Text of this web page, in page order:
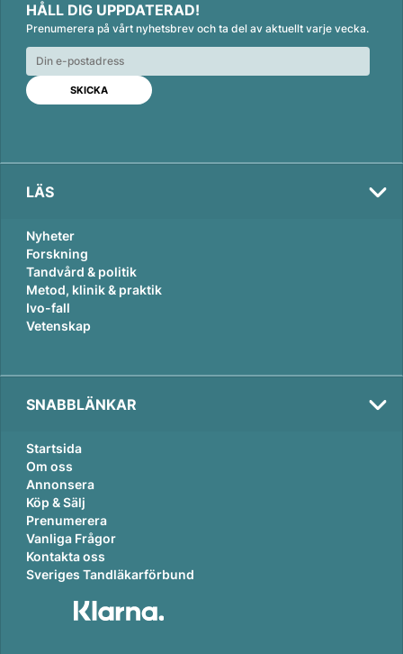
n
k
e
d
n
c
e
b
o
o
k
a
i
l
HÅLL DIG UPPDATERAD!
Prenumerera på vårt nyhetsbrev och ta del av aktuellt varje vecka.
LÄS
Nyheter
Forskning
Tandvård & politik
Metod, klinik & praktik
Ivo-fall
Vetenskap
SNABBLÄNKAR
Startsida
Om oss
Annonsera
Köp & Sälj
Prenumerera
Vanliga Frågor
Kontakta oss
Sveriges Tandläkarförbund